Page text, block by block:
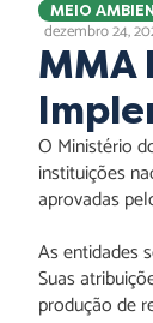
MEIO
dezembro 24,
MMA
O Ministério
instituições
aprovadas
As entidades
Suas
produção de